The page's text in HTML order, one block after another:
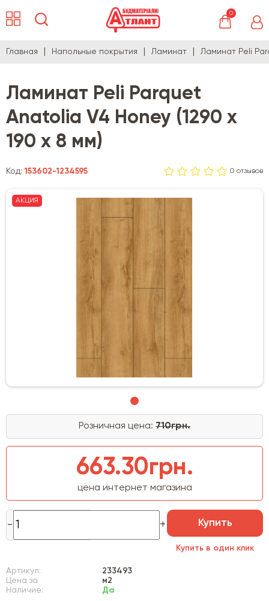
0
Главная Напольные покрытия Ламинат Ламинат Peli
Ламинат Peli Parquet
Anatolia V4 Honey (1290 х
190 х 8 мм)
Код:153602-1234595 0 отзывов
АКЦИЯ
Розничная цена: 710грн.
663.30грн.
цена интернет магазина
Купить
Купить в один клик
Артикул:
233493
Цена за
м2
Наличие:
Да